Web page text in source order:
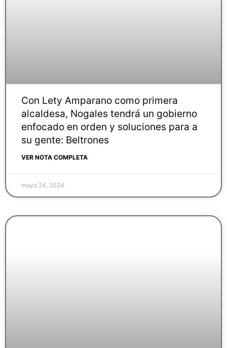
Con Lety Amparano como primera
alcaldesa, Nogales tendrá un gobierno
enfocado en orden y soluciones para a
su gente: Beltrones
VER NOTA COMPLETA
mayo 24, 2024